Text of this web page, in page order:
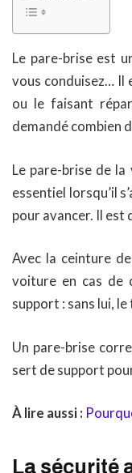
Le pare-brise est
vous conduisez… Il
ou le faisant
demandé combien
Le pare-brise de
essentiel lorsqu’il
pour avancer. Il est
Avec la ceinture
voiture en cas de
support : sans lui,
Un pare-brise
sert de support
À lire aussi :
La sécurité